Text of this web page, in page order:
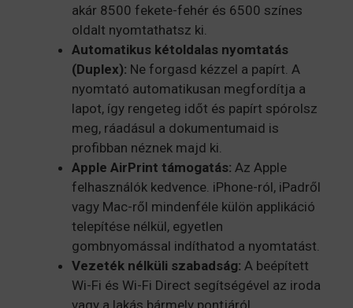
akár 8500 fekete-fehér és 6500 színes
oldalt nyomtathatsz ki.
Automatikus kétoldalas nyomtatás
(Duplex): Ne forgasd kézzel a papírt. A
nyomtató automatikusan megfordítja a
lapot, így rengeteg időt és papírt spórolsz
meg, ráadásul a dokumentumaid is
profibban néznek majd ki.
Apple AirPrint támogatás: Az Apple
felhasználók kedvence. iPhone-ról, iPadről
vagy Mac-ről mindenféle külön applikáció
telepítése nélkül, egyetlen
gombnyomással indíthatod a nyomtatást.
Vezeték nélküli szabadság: A beépített
Wi-Fi és Wi-Fi Direct segítségével az iroda